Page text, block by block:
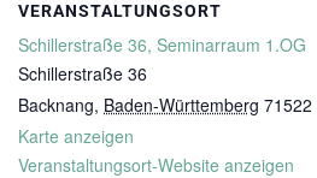
VERANSTALTUNGSORT
Schillerstraße 36, Seminarraum 1.OG
Schillerstraße 36
Backnang, Baden-Württemberg 71522
Karte anzeigen
Veranstaltungsort-Website anzeigen